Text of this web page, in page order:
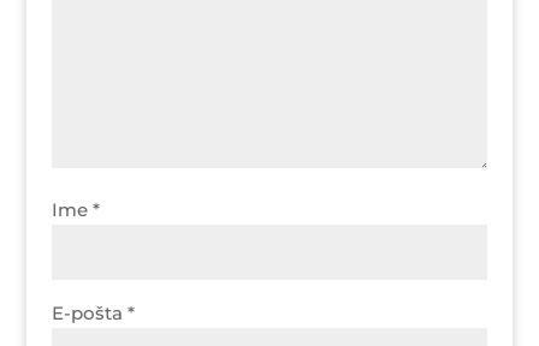
Ime *
E-pošta *